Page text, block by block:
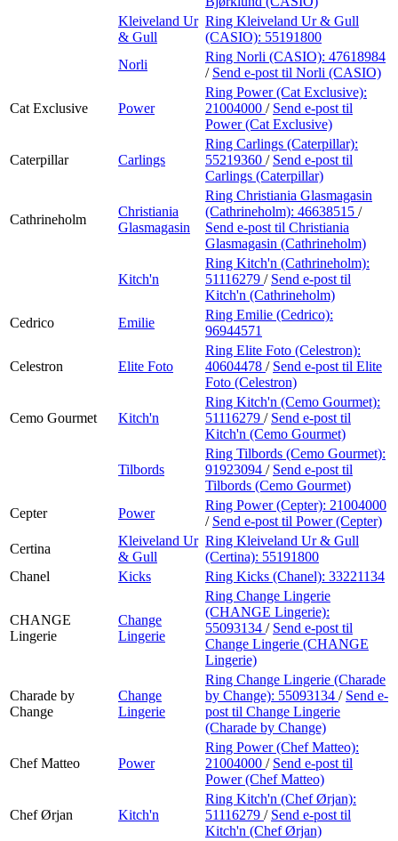
Kleiveland Ur
& Gull
Ring Kleiveland Ur & Gull
(CASIO): 55191800
Norli
Ring Norli (CASIO): 47618984
/ Send e-post til Norli (CASIO)
Cat Exclusive Power
Ring Power (Cat Exclusive):
21004000 / Send e-post til
Power (Cat Exclusive)
Caterpillar Carlings
Ring Carlings (Caterpillar):
55219360 / Send e-post til
Carlings (Caterpillar)
Cathrineholm
Christiania
Glasmagasin
Ring Christiania Glasmagasin
(Cathrineholm): 46638515 /
Send e-post til Christiania
Glasmagasin (Cathrineholm)
Kitch'n
Ring Kitch'n (Cathrineholm):
51116279 / Send e-post til
Kitch'n (Cathrineholm)
Cedrico
Emilie
Ring Emilie (Cedrico):
96944571
Celestron Elite Foto
Ring Elite Foto (Celestron):
40604478 / Send e-post til Elite
Foto (Celestron)
Cemo Gourmet Kitch'n
Ring Kitch'n (Cemo Gourmet):
51116279 / Send e-post til
Kitch'n (Cemo Gourmet)
Tilbords
Ring Tilbords (Cemo Gourmet):
91923094 / Send e-post til
Tilbords (Cemo Gourmet)
Cepter
Power
Ring Power (Cepter): 21004000
/ Send e-post til Power (Cepter)
Certina
Kleiveland Ur
& Gull
Ring Kleiveland Ur & Gull
(Certina): 55191800
Chanel
Kicks Ring Kicks (Chanel): 33221134
CHANGE
Lingerie
Change
Lingerie
Ring Change Lingerie
(CHANGE Lingerie):
55093134 / Send e-post til
Change Lingerie (CHANGE
Lingerie)
Charade by
Change
Change
Lingerie
Ring Change Lingerie (Charade
by Change): 55093134 / Send e-
post til Change Lingerie
(Charade by Change)
Chef Matteo Power
Ring Power (Chef Matteo):
21004000 / Send e-post til
Power (Chef Matteo)
Chef Ørjan Kitch'n
Ring Kitch'n (Chef Ørjan):
51116279 / Send e-post til
Kitch'n (Chef Ørjan)